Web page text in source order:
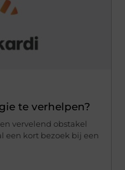
te verhelpen?
vervelend obstakel
een kort bezoek bij een